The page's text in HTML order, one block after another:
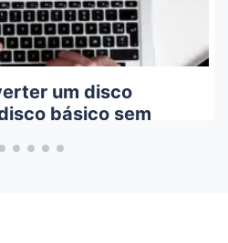
um disco
básico sem